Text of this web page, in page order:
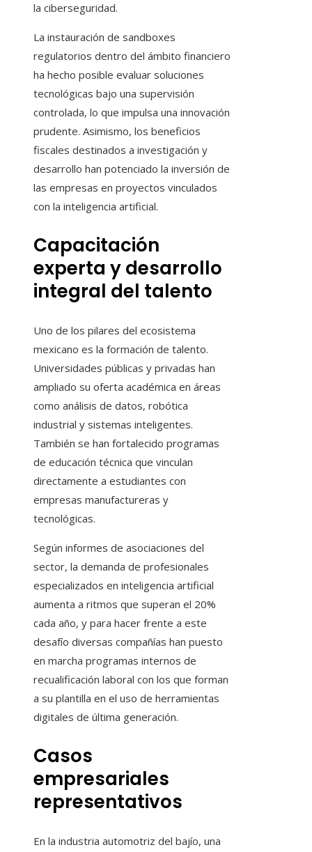
la ciberseguridad.
La instauración de sandboxes
regulatorios dentro del ámbito financiero
ha hecho posible evaluar soluciones
tecnológicas bajo una supervisión
controlada, lo que impulsa una innovación
prudente. Asimismo, los beneficios
fiscales destinados a investigación y
desarrollo han potenciado la inversión de
las empresas en proyectos vinculados
con la inteligencia artificial.
Capacitación
experta y desarrollo
integral del talento
Uno de los pilares del ecosistema
mexicano es la formación de talento.
Universidades públicas y privadas han
ampliado su oferta académica en áreas
como análisis de datos, robótica
industrial y sistemas inteligentes.
También se han fortalecido programas
de educación técnica que vinculan
directamente a estudiantes con
empresas manufactureras y
tecnológicas.
Según informes de asociaciones del
sector, la demanda de profesionales
especializados en inteligencia artificial
aumenta a ritmos que superan el 20%
cada año, y para hacer frente a este
desafío diversas compañías han puesto
en marcha programas internos de
recualificación laboral con los que forman
a su plantilla en el uso de herramientas
digitales de última generación.
Casos
empresariales
representativos
En la industria automotriz del bajío, una